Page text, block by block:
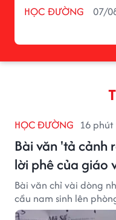
HỌC ĐƯỜNG 07/
HỌC ĐƯỜNG 16
Bài văn 'tả cảnh
lời phê của giáo
Bài văn chỉ vài dòng
cầu nam sinh lên